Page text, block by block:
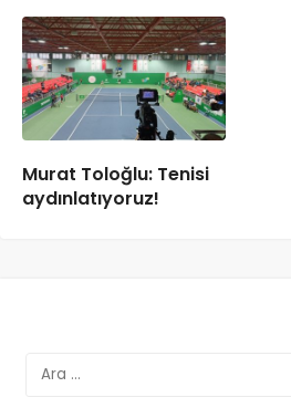
Murat Toloğlu: Tenisi
aydınlatıyoruz!